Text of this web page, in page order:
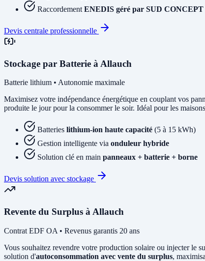
Raccordement ENEDIS géré par SUD CONCEPT
Devis centrale professionnelle
Stockage par Batterie à Allauch
Batterie lithium • Autonomie maximale
Maximisez votre indépendance énergétique en couplant vos
produite le jour pour la consommer le soir. Idéal pour les
Batteries lithium-ion haute capacité (5 à 15 kWh)
Gestion intelligente via onduleur hybride
Solution clé en main panneaux + batterie + borne
Devis solution avec stockage
Revente du Surplus à Allauch
Contrat EDF OA • Revenus garantis 20 ans
Vous souhaitez revendre votre production solaire ou injecter le
solution d'autoconsommation avec vente du surplus,